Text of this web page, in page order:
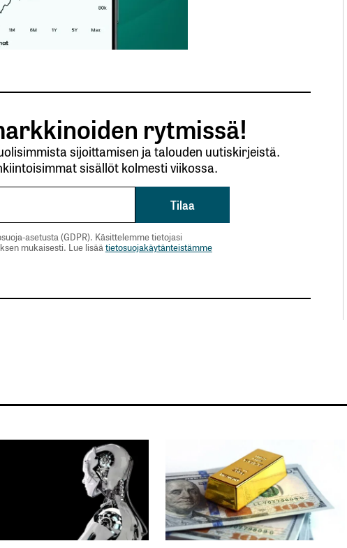
rytmissä!
sijoittamisen ja talouden uutiskirjeistä.
sisällöt kolmesti viikossa.
asetusta (GDPR). Käsittelemme tietojasi
mukaisesti. Lue lisäätietosuojakäytänteistämme